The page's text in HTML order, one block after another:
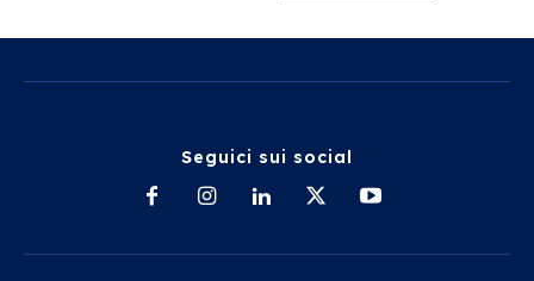
Seguici sui social